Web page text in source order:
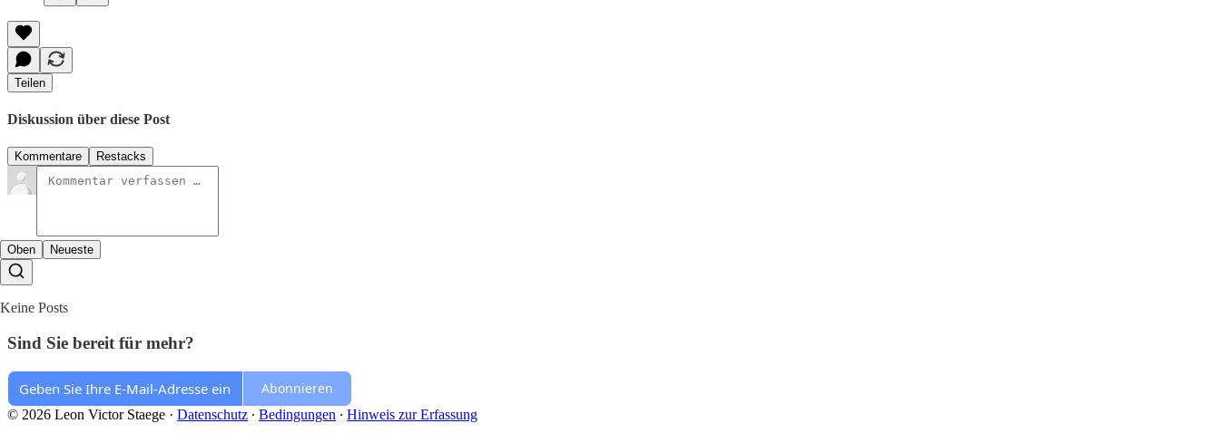
Teilen
Diskussion über diese Post
Kommentare Restacks
Oben Neueste
Keine Posts
Sind Sie bereit für mehr?
Abonnieren
© 2026 Leon Victor Staege · Datenschutz ∙ Bedingungen ∙ Hinweis zur Erfassung